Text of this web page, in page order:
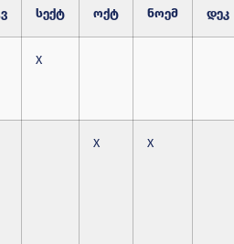
სექტ ოქტ ნოემ დეკ
X
X X